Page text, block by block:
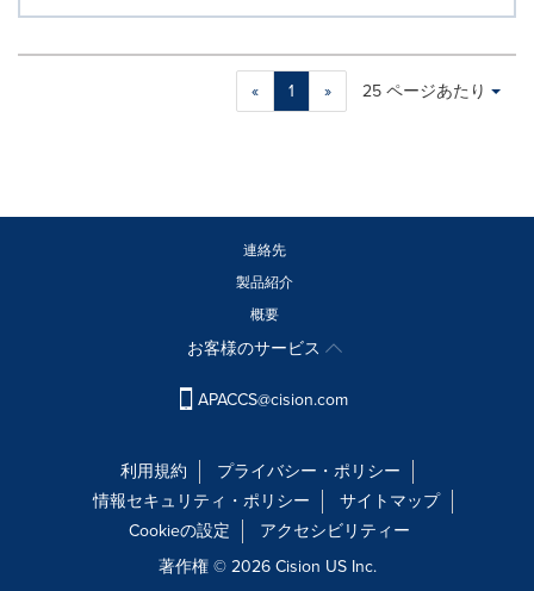
« 1 »
Making
a
will
change.
will
update
as
each
option
Items per page:
25 ページあたり
連絡先
製品紹介
概要
お客様のサービス
APACCS@cision.com
利用規約
プライバシー・ポリシー
情報セキュリティ・ポリシー
サイトマップ
Cookieの設定
アクセシビリティー
著作権 © 2026 Cision US Inc.